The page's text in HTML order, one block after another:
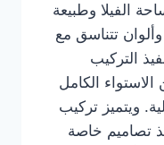
الفيلا وطبيعة
تتناسق مع
التركيب
الكامل
ويتميز تركيب
تصاميم خاصة